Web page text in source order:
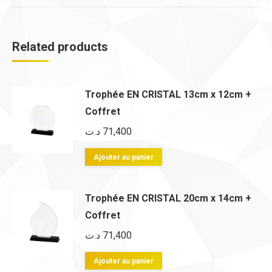
Related products
Trophée EN CRISTAL 13cm x 12cm +
Coffret
71,400 د.ت
Ajouter au panier
Trophée EN CRISTAL 20cm x 14cm +
Coffret
71,400 د.ت
Ajouter au panier